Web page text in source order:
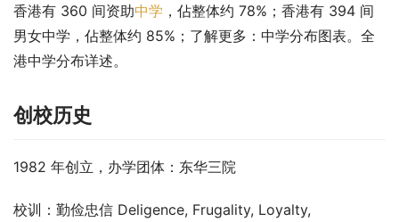
香港有 360 间资助中学 ，佔整体约 78%；香港有 394 间
男女中学，佔整体约 85%；了解更多：中学分布图表。全
港中学分布详述。
创校历史
1982 年创立，办学团体：东华三院
校训：勤俭忠信 Deligence, Frugality, Loyalty,